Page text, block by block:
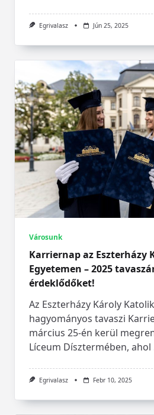
Egrivalasz Jún 25, 2025
Városunk
Karriernap az Eszterházy
Egyetemen – 2025
érdeklődőket!
Az Eszterházy Károly
hagyományos tavaszi
március 25-én kerül
Líceum Dísztermében, ahol
Egrivalasz Febr 10, 2025